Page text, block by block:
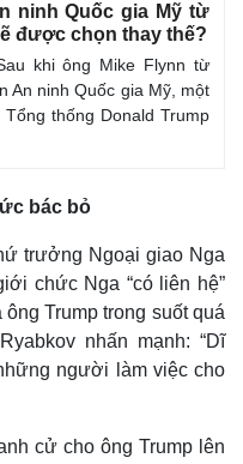
ninh Quốc gia Mỹ từ
được chọn thay thế?
khi ông Mike Flynn từ
An ninh Quốc gia Mỹ, một
thống Donald Trump
bác bỏ
trưởng Ngoại giao Nga
chức Nga “có liên hệ”
Trump trong suốt quá
nhấn mạnh: “Dĩ
người làm việc cho
cử cho ông Trump lên